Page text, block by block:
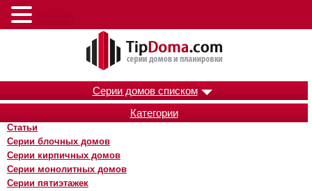
Серии домов списком
Категории
Статьи
Серии блочных домов
Серии кирпичных домов
Серии монолитных домов
Серии пятиэтажек